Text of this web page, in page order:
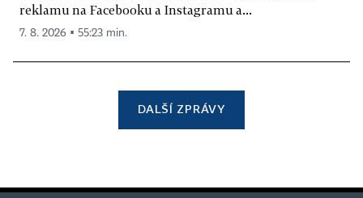
reklamu na Facebooku a Instagramu a...
7. 8. 2026 ▪ 55:23 min.
DALŠÍ ZPRÁVY